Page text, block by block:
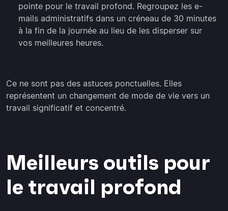
pointe pour le travail profond. Regroupez les e-
mails administratifs dans un créneau de 30 minutes
à la fin de la journée au lieu de les disperser sur
vos meilleures heures.
Ce ne sont pas des astuces ponctuelles. Elles
représentent un changement de mode de vie vers un
travail significatif et concentré.
Meilleurs outils pour
le travail profond